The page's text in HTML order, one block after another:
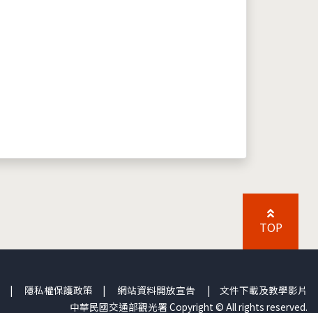
TOP
| 隱私權保護政策 | 網站資料開放宣告 | 文件下載及教學影片
中華民國交通部觀光署 Copyright © All rights reserved.